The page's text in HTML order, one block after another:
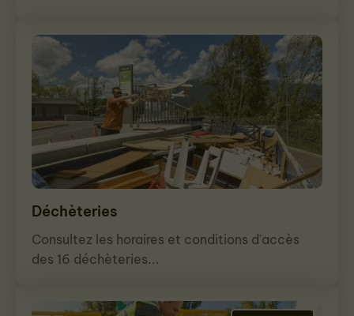
Déchèteries
Consultez les horaires et conditions d'accès
des 16 déchèteries...